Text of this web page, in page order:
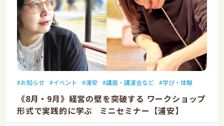
お知らせ イベント 浦安 講座・講演会など 学び・体験
《8月・9月》経営の壁を突破する ワークショップ
形式で実践的に学ぶ ミニセミナー【浦安】